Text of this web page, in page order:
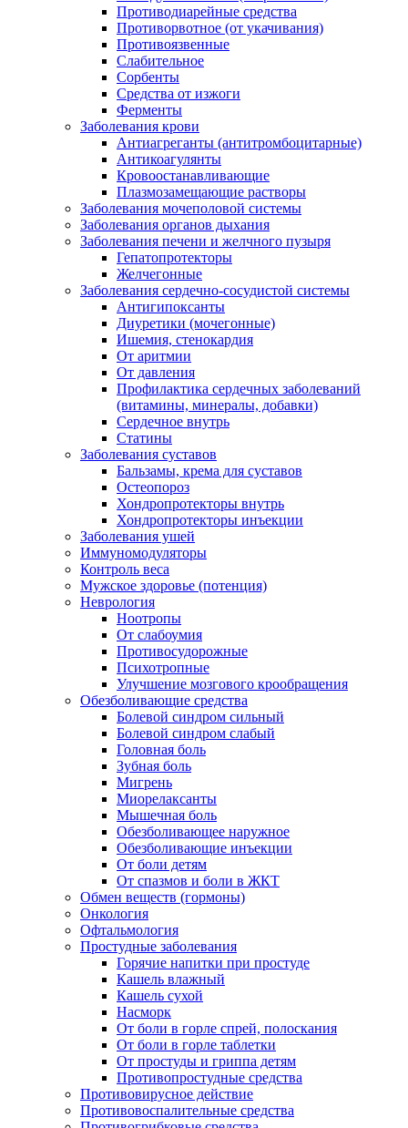
Противодиарейные средства
Противорвотное (от укачивания)
Противоязвенные
Слабительное
Сорбенты
Средства от изжоги
Ферменты
Заболевания крови
Антиагреганты (антитромбоцитарные)
Антикоагулянты
Кровоостанавливающие
Плазмозамещающие растворы
Заболевания мочеполовой системы
Заболевания органов дыхания
Заболевания печени и желчного пузыря
Гепатопротекторы
Желчегонные
Заболевания сердечно-сосудистой системы
Антигипоксанты
Диуретики (мочегонные)
Ишемия, стенокардия
От аритмии
От давления
Профилактика сердечных заболеваний
(витамины, минералы, добавки)
Сердечное внутрь
Статины
Заболевания суставов
Бальзамы, крема для суставов
Остеопороз
Хондропротекторы внутрь
Хондропротекторы инъекции
Заболевания ушей
Иммуномодуляторы
Контроль веса
Мужское здоровье (потенция)
Неврология
Ноотропы
От слабоумия
Противосудорожные
Психотропные
Улучшение мозгового крообращения
Обезболивающие средства
Болевой синдром сильный
Болевой синдром слабый
Головная боль
Зубная боль
Мигрень
Миорелаксанты
Мышечная боль
Обезболивающее наружное
Обезболивающие инъекции
От боли детям
От спазмов и боли в ЖКТ
Обмен веществ (гормоны)
Онкология
Офтальмология
Простудные заболевания
Горячие напитки при простуде
Кашель влажный
Кашель сухой
Насморк
От боли в горле спрей, полоскания
От боли в горле таблетки
От простуды и гриппа детям
Противопростудные средства
Противовирусное действие
Противовоспалительные средства